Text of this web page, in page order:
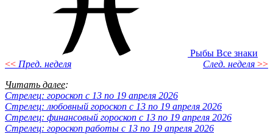
Рыбы Все знаки
<< Пред. неделя След. неделя >>
Читать далее:
Стрелец: гороскоп с 13 по 19 апреля 2026
Стрелец: любовный гороскоп с 13 по 19 апреля 2026
Стрелец: финансовый гороскоп с 13 по 19 апреля 2026
Стрелец: гороскоп работы с 13 по 19 апреля 2026